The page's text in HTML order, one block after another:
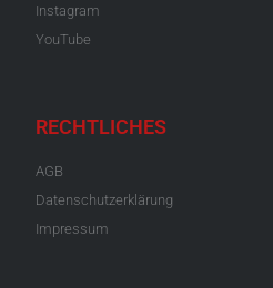
Instagram
YouTube
RECHTLICHES
AGB
Datenschutzerklärung
Impressum